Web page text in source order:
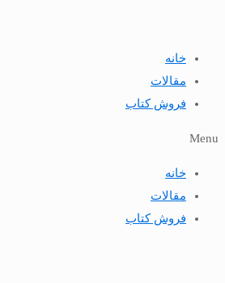
خانه
مقالات
فروش کتاب
Menu
خانه
مقالات
فروش کتاب